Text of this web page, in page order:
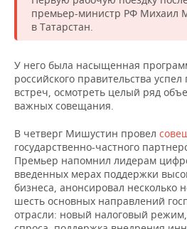
премьер-министр РФ Михаил
в Татарстан.
У него была насыщенная
российского правительства
встреч, осмотреть целый ряд
важных совещания.
В четверг Мишустин провел
государственно-частного
Премьер напомнил лидерам
введенных мерах поддержки
бизнеса, анонсировал несколько
шесть основных направлений
отрасли: новый налоговый